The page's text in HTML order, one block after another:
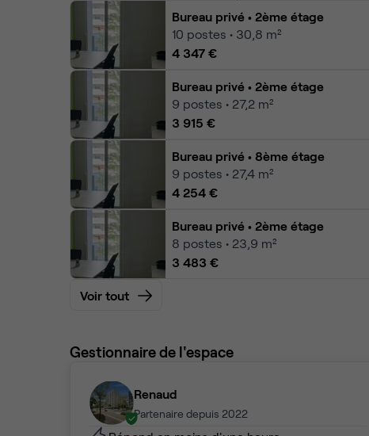
Bureau privé • 2ème étage
10 postes • 30,8 m²
4 347 €
Bureau privé • 2ème étage
9 postes • 27,2 m²
3 915 €
Bureau privé • 8ème étage
9 postes • 27,4 m²
4 254 €
Bureau privé • 2ème étage
8 postes • 23,9 m²
3 483 €
Voir tout
Gestionnaire de l'espace
Renaud
Partenaire depuis 2022